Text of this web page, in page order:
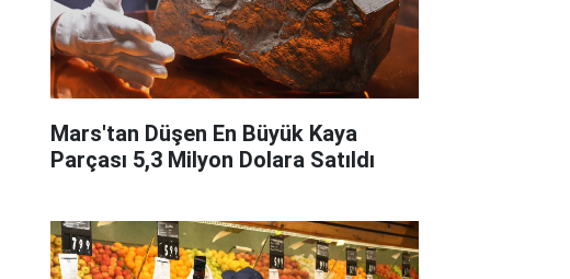
Mars'tan Düşen En Büyük Kaya
Parçası 5,3 Milyon Dolara Satıldı